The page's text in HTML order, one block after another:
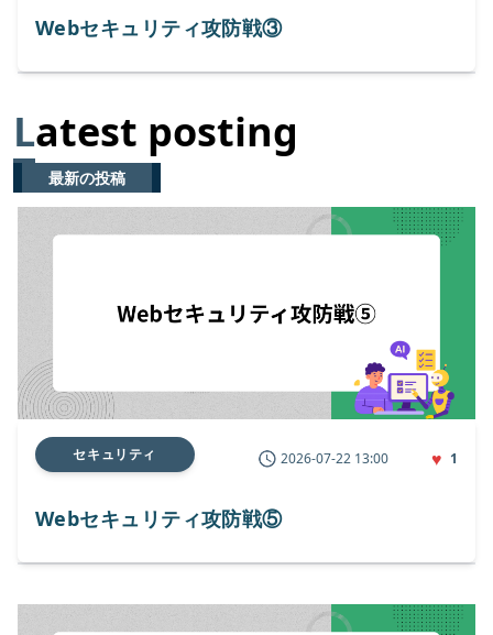
Webセキュリティ攻防戦③
Latest posting
最新の投稿
セキュリティ 2026-07-22 13:00 ♥ 1
Webセキュリティ攻防戦⑤